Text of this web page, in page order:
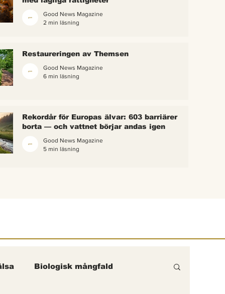
–
i
gick
Good News Magazine
2 min läsning
Restaureringen av Themsen
Good News Magazine
6 min läsning
Rekordår för Europas älvar: 603 barriärer
borta — och vattnet börjar andas igen
Good News Magazine
5 min läsning
Biologisk mångfald